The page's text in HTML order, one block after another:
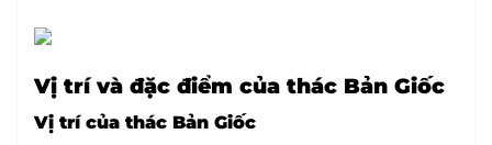
Vị trí và đặc điểm của thác Bản Giốc
Vị trí của thác Bản Giốc